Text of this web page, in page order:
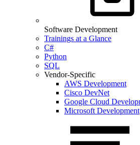
Software Development
Trainings at a Glance
C#
Python
SQL
Vendor-Specific
AWS Development
Cisco DevNet
Google Cloud
Microsoft Development